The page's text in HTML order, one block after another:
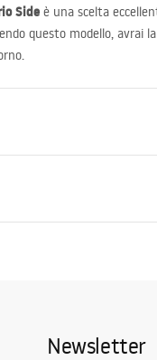
Side è una scelta
questo modello, avrai
1/2
Newsletter